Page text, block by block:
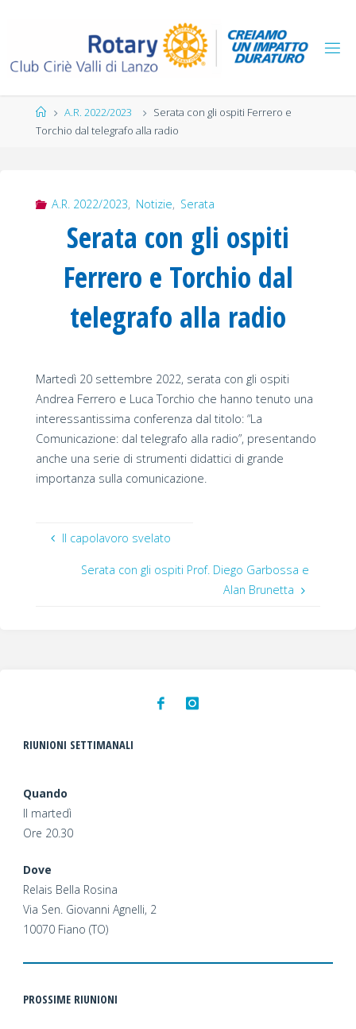
HomeA.R. 2022/2023
Serata con gli ospiti Ferrero e
Torchio dal telegrafo alla radio
A.R. 2022/2023, Notizie, Serata
Serata con gli ospiti
Ferrero e Torchio dal
telegrafo alla radio
Martedì 20 settembre 2022, serata con gli ospiti
Andrea Ferrero e Luca Torchio che hanno tenuto una
interessantissima conferenza dal titolo: “La
Comunicazione: dal telegrafo alla radio”, presentando
anche una serie di strumenti didattici di grande
importanza sulla comunicazione.
Il capolavoro svelato
Serata con gli ospiti Prof. Diego Garbossa e
Alan Brunetta
RIUNIONI SETTIMANALI
Quando
Il martedì
Ore 20.30
Dove
Relais Bella Rosina
Via Sen. Giovanni Agnelli, 2
10070 Fiano (TO)
PROSSIME RIUNIONI